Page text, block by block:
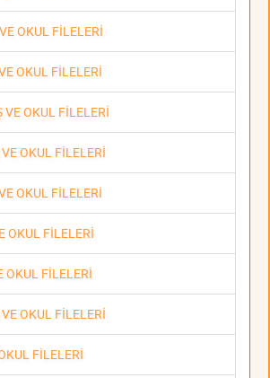
OKUL FİLELERİ
OKUL FİLELERİ
OKUL FİLELERİ
OKUL FİLELERİ
OKUL FİLELERİ
OKUL FİLELERİ
OKUL FİLELERİ
OKUL FİLELERİ
FİLELERİ